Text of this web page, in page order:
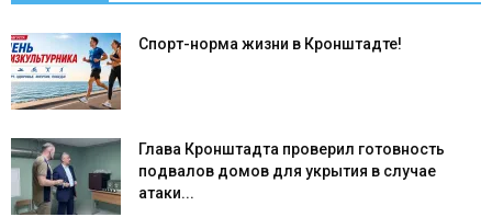
Спорт-норма жизни в Кронштадте!
Глава Кронштадта проверил готовность
подвалов домов для укрытия в случае
атаки...